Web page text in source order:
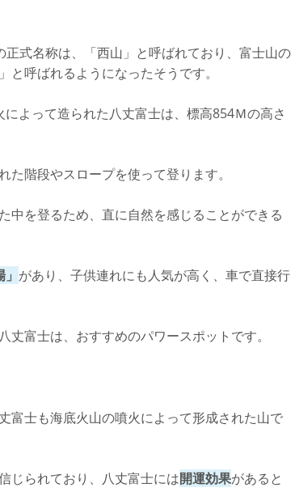
正式名称は、「西山」と呼ばれており、富士山の
呼ばれるようになったそうです。
よって造られた八丈富士は、標高854Ｍの高さ
階段やスロープを使って登ります。
中を登るため、直に自然を感じることができる
があり、子供連れにも人気が高く、車で直接行
富士は、おすすめのパワースポットです。
富士も海底火山の噴火によって形成された山で
じられており、八丈富士には開運効果があると